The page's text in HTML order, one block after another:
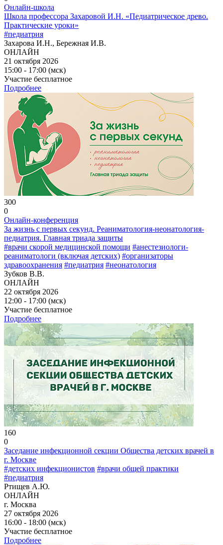
Онлайн-школа
Школа профессора Захаровой И.Н. «Педиатрическое древо.
Практические уроки»
#педиатрия
Захарова И.Н., Бережная И.В.
ОНЛАЙН
21 октября 2026
15:00 - 17:00 (мск)
Участие бесплатное
Подробнее
300
0
Онлайн-конференция
За жизнь с первых секунд. Реаниматология-неонатология-
педиатрия. Главная триада защиты
#врачи скорой медицинской помощи #анестезиологи-
реаниматологи (включая детских) #организаторы
здравоохранения #педиатрия #неонатология
Зубков В.В.
ОНЛАЙН
22 октября 2026
12:00 - 17:00 (мск)
Участие бесплатное
Подробнее
160
0
Заседание инфекционной секции Общества детских врачей в
г. Москве
#детских инфекционистов #врачи общей практики
#педиатрия
Ртищев А.Ю.
ОНЛАЙН
г. Москва
27 октября 2026
16:00 - 18:00 (мск)
Участие бесплатное
Подробнее